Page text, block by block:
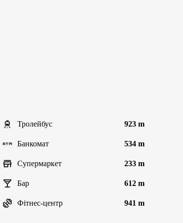
Тролейбус 923 m
Банкомат 534 m
Супермаркет 233 m
Бар 612 m
Фітнес-центр 941 m